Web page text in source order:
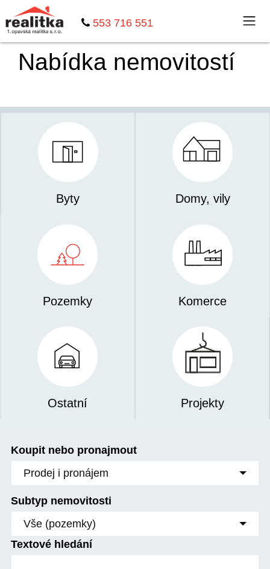
553 716 551
Nabídka nemovitostí
Byty Domy, vily
Pozemky Komerce
Ostatní Projekty
Koupit nebo pronajmout
Prodej i pronájem
Subtyp nemovitosti
Vše (pozemky)
Textové hledání